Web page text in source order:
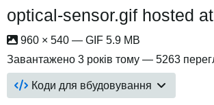
optical-sensor.gif hosted
960 × 540 — GIF 5.9 MB
Завантажено 3 років тому — 5263
Коди для вбудовування